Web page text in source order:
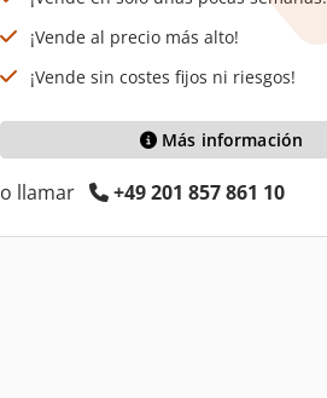
¡Vende al precio más alto!
¡Vende sin costes fijos ni riesgos!
Más información
o llamar +49 201 857 861 10